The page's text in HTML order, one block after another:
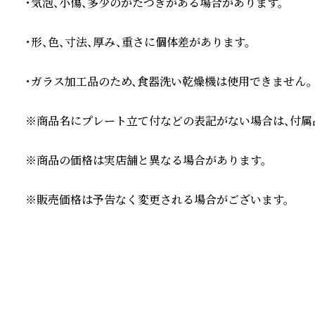
・形、色、寸法、厚み、重さに個体差があります。
・ガラス加工品のため、食器洗い乾燥機は使用できません。
※商品名にプレート立て付などの表記がない場合は、付属
※商品の価格は実店舗と異なる場合があります。
※販売価格は予告なく変更される場合がございます。